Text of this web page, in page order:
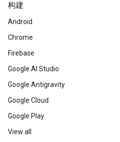
构建
Android
Chrome
Firebase
Google AI Studio
Google Antigravity
Google Cloud
Google Play
View all